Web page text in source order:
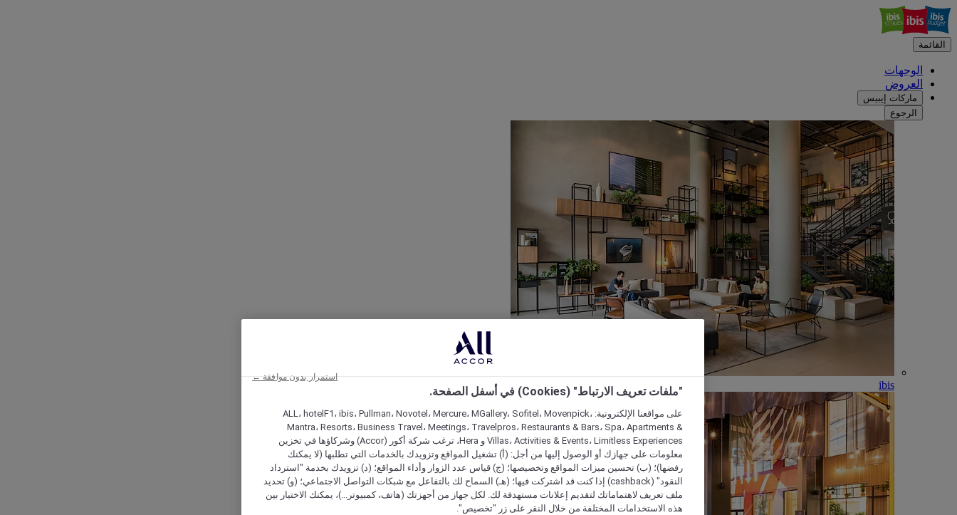
القائمة
الوجهات
العروض
ماركات إيبيس
الرجوع
ibis "ملفات تعريف الارتباط" (Cookies) في أسفل الصفحة.
على مواقعنا الإلكترونية: ALL، hotelF1، ibis، Pullman، Novotel، Mercure، MGallery، Sofitel، Movenpick،
Mantra، Resorts، Business Travel، Meetings، Travelpros، Restaurants & Bars، Spa، Apartments &
Villas، Activities & Events، Limitless Experiences و Hera، ترغب شركة أكور (Accor) وشركاؤها في تخزين
معلومات على جهازك أو الوصول إليها من أجل: (أ) تشغيل المواقع وتزويدك بالخدمات التي تطلبها (لا يمكنك
رفضها)؛ (ب) تحسين ميزات المواقع وتخصيصها؛ (ج) قياس عدد الزوار وأداء المواقع؛ (د) تزويدك بخدمة "استرداد
النقود" (cashback) إذا كنت قد اشتركت فيها؛ (هـ) السماح لك بالتفاعل مع شبكات التواصل الاجتماعي؛ (و) تحديد
ملف تعريف لاهتماماتك لتقديم إعلانات مستهدفة لك. لكل جهاز من أجهزتك (هاتف، كمبيوتر...)، يمكنك الاختيار بين
هذه الاستخدامات المختلفة من خلال النقر على زر "تخصيص".
استمرار بدون موافقة ←